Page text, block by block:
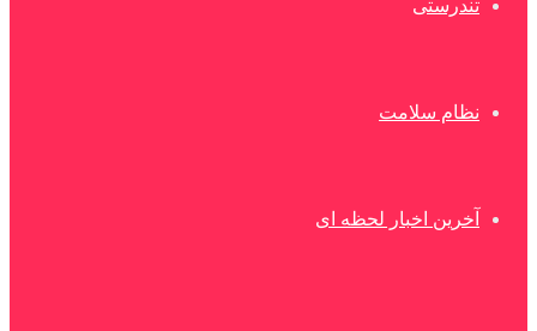
تندرستی
نظام سلامت
آخرین اخبار لحظه ای